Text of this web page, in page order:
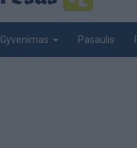
Gyvenimas Pasaulis